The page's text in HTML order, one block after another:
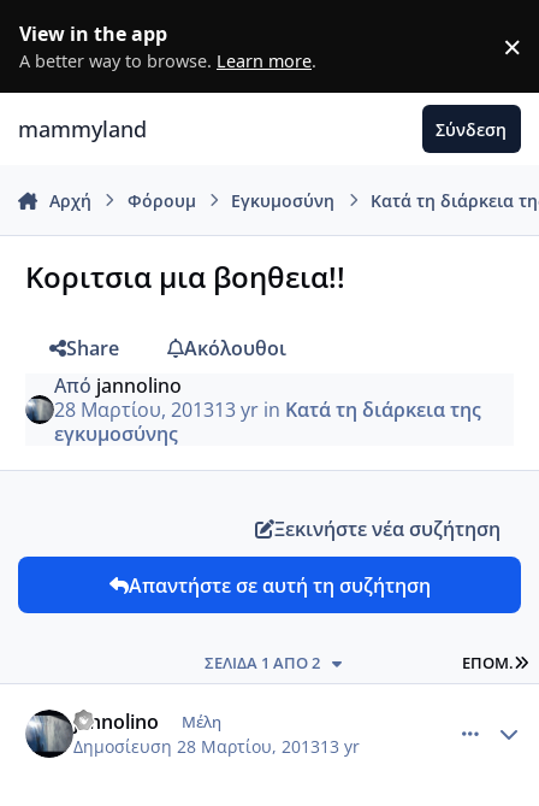
View in the app
A better way to browse. Learn more. ×
mammyland Σύνδεση
Αρχή Φόρουμ Εγκυμοσύνη Κατά τη διάρκεια
Κοριτσια μια βοηθεια!!
Share
Ακόλουθοι
Από jannolino
28 Μαρτίου, 201313 yrin Κατά τη διάρκεια της
εγκυμοσύνης
Ξεκινήστε νέα συζήτηση
Απαντήστε σε αυτή τη συζήτηση
ΕΠΌΜ.
ΣΕΛΊΔΑ 1 ΑΠΌ 2
jannolino Μέλη
Δημοσίευση 28 Μαρτίου, 201313 yr